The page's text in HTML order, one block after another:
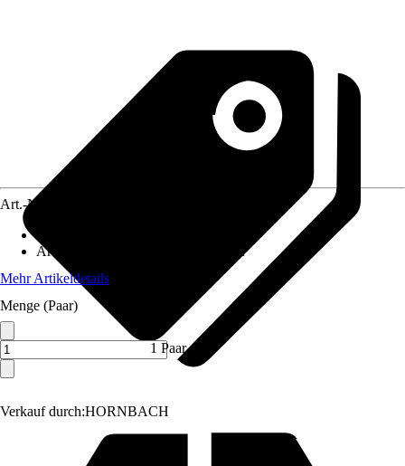
Verkauf durch:HORNBACH
Art.-Nr.
Artikeltyp
Kniepolster, Knieschoner
Mehr Artikeldetails
Menge (Paar)
1 Paar